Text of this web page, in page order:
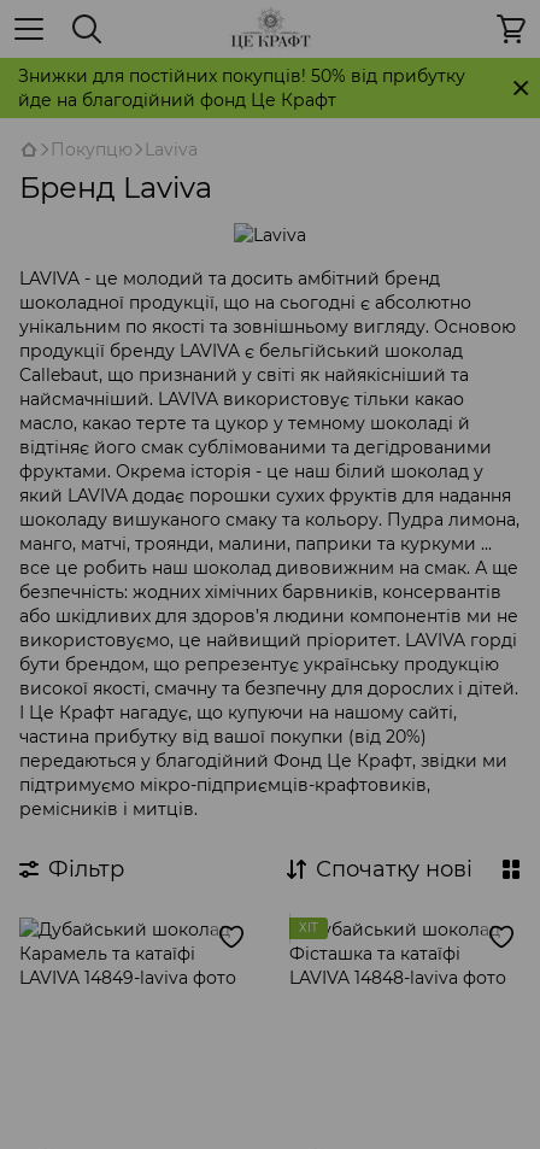
Знижки для постійних покупців! 50% від прибутку
йде на благодійний фонд Це Крафт
Покупцю Laviva
Бренд Laviva
LAVIVA - це молодий та досить амбітний бренд
шоколадної продукції, що на сьогодні є абсолютно
унікальним по якості та зовнішньому вигляду. Основою
продукції бренду LAVIVA є бельгійський шоколад
Callebaut, що признаний у світі як найякісніший та
найсмачніший. LAVIVA використовує тільки какао
масло, какао терте та цукор у темному шоколаді й
відтіняє його смак сублімованими та дегідрованими
фруктами. Окрема історія - це наш білий шоколад у
який LAVIVA додає порошки сухих фруктів для надання
шоколаду вишуканого смаку та кольору. Пудра лимона,
манго, матчі, троянди, малини, паприки та куркуми ...
все це робить наш шоколад дивовижним на смак. А ще
безпечність: жодних хімічних барвників, консервантів
або шкідливих для здоров’я людини компонентів ми не
використовуємо, це найвищий пріоритет. LAVIVA горді
бути брендом, що репрезентує українську продукцію
високої якості, смачну та безпечну для дорослих і дітей.
І Це Крафт нагадує, що купуючи на нашому сайті,
частина прибутку від вашої покупки (від 20%)
передаються у благодійний Фонд Це Крафт, звідки ми
підтримуємо мікро-підприємців-крафтовиків,
ремісників і митців.
Фільтр Спочатку нові
ХІТ